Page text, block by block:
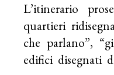
L’itinerario
quartieri
che parlano”,
edifici disegnati